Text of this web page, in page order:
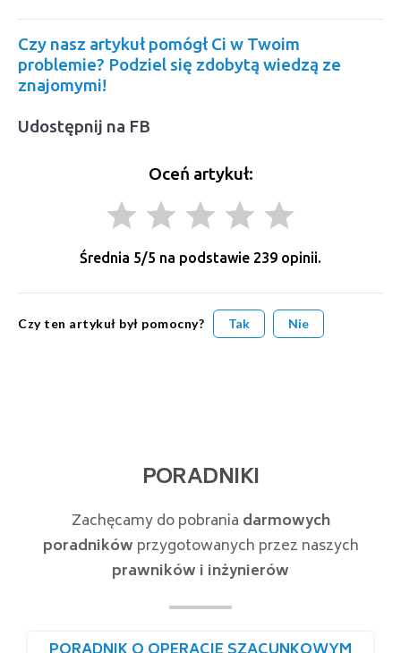
Czy nasz artykuł pomógł Ci w Twoim
problemie? Podziel się zdobytą wiedzą ze
znajomymi!
Udostępnij na FB
Oceń artykuł:
grade grade grade grade grade
Średnia 5/5 na podstawie 239 opinii.
Czy ten artykuł był pomocny? Tak Nie
PORADNIKI
Zachęcamy do pobrania darmowych
poradników przygotowanych przez naszych
prawników i inżynierów